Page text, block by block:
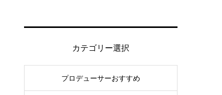
カテゴリー選択
プロデューサーおすすめ